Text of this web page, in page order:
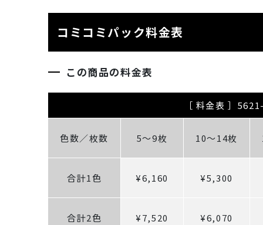
コミコミパック料金表
この商品の料金表
［ 料金表 ］
色数／枚数 5～9枚 10～14枚
合計1色 ¥6,160 ¥5,300
合計2色 ¥7,520 ¥6,070